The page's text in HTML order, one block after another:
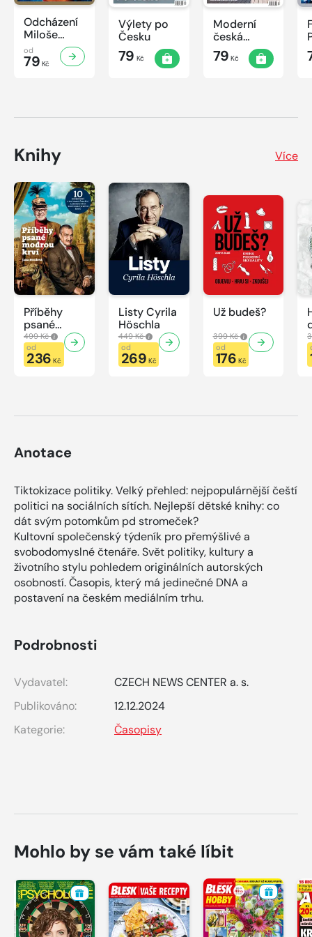
Odcházení
Miloše
Zemana
od
79 Kč
Výlety po
Česku
79 Kč
Moderní
česká
architektura
79 Kč
Knihy Více
Příběhy
psané
modrou
krví
499 Kč
od
236 Kč
Listy Cyrila
Höschla
449 Kč
od
269 Kč
Už budeš?
399 Kč
od
176 Kč
Anotace
Tiktokizace politiky. Velký přehled: nejpopulárnější čeští
politici na sociálních sítích. Nejlepší dětské knihy: co
dát svým potomkům pd stromeček?
Kultovní společenský týdeník pro přemýšlivé a
svobodomyslné čtenáře. Svět politiky, kultury a
životního stylu pohledem originálních autorských
osobností. Časopis, který má jedinečné DNA a
postavení na českém mediálním trhu.
Podrobnosti
Vydavatel:
CZECH NEWS CENTER a. s.
Publikováno:
12.12.2024
Kategorie:
Časopisy
Mohlo by se vám také líbit